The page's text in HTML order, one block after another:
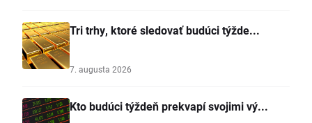
Tri trhy, ktoré sledovať budúci týžde...
7. augusta 2026
Kto budúci týždeň prekvapí svojimi vý...